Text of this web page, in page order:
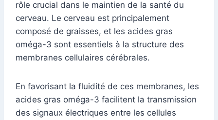
rôle crucial dans le maintien de la santé du
cerveau. Le cerveau est principalement
composé de graisses, et les acides gras
oméga-3 sont essentiels à la structure des
membranes cellulaires cérébrales.
En favorisant la fluidité de ces membranes, les
acides gras oméga-3 facilitent la transmission
des signaux électriques entre les cellules